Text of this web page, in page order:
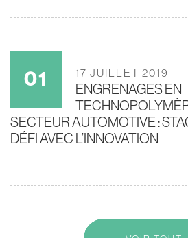
17 JUILLET 2019
ENGRENAGES EN
SECTEUR AUTOMOTIVE :
DÉFI AVEC L’INNOVATION